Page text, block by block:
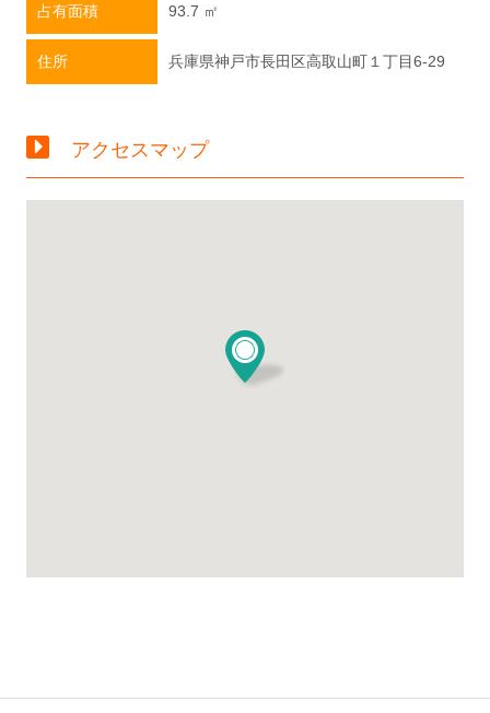
占有面積 93.7 ㎡
住所 兵庫県神戸市長田区高取山町１丁目6-29
アクセスマップ